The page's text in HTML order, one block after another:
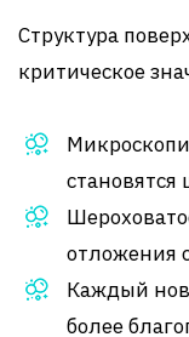
Структура
критическое
отложения
Каждый
более